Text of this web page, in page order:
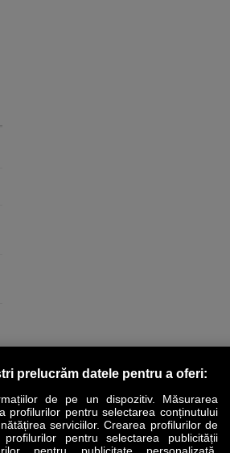
CEO LIFESTYLE SPECIAL
prelucrăm datele pentru a oferi:
de pe un dispozitiv. Măsurarea
profilurilor pentru selectarea conținutului
serviciilor. Crearea profilurilor de
pentru selectarea publicității